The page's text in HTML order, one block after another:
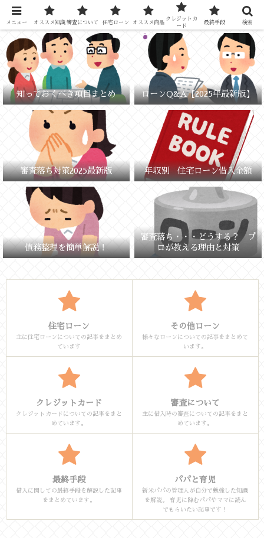
元銀行員が教える「失敗しないお金の選び方」
知っておくべき項目まとめ ローンQ&A【2025年最新版】
審査落ち対策2025最新版 年収別 住宅ローン借入金額
債務整理を簡単解説！
審査落ち・・・どうする？ プ
ロが教える理由と対策
住宅ローン
主に住宅ローンについての記事をまとめ
ています
その他ローン
様々なローンについての記事をまとめて
います。
クレジットカード
クレジットカードについての記事をまと
めています。
審査について
主に借入時の審査についての記事をまと
めています。
最終手段
借入に関しての最終手段を解説した記事
をまとめています。
パパと育児
新米パパの管理人が自分で勉強した知識
を解説。 育児に臨むパパやママに読ん
でもらいたい記事です！
メニュー オススメ知識 審査について 住宅ローン オススメ商品
クレジットカ
ード
最終手段 検索